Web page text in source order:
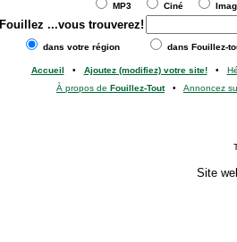
MP3 Ciné
Fouillez ...vous trouverez!
dans votre région dans Fouillez-
Accueil • Ajoutez (modifiez) votre site!•
À propos de Fouillez-Tout• Annoncez
Site